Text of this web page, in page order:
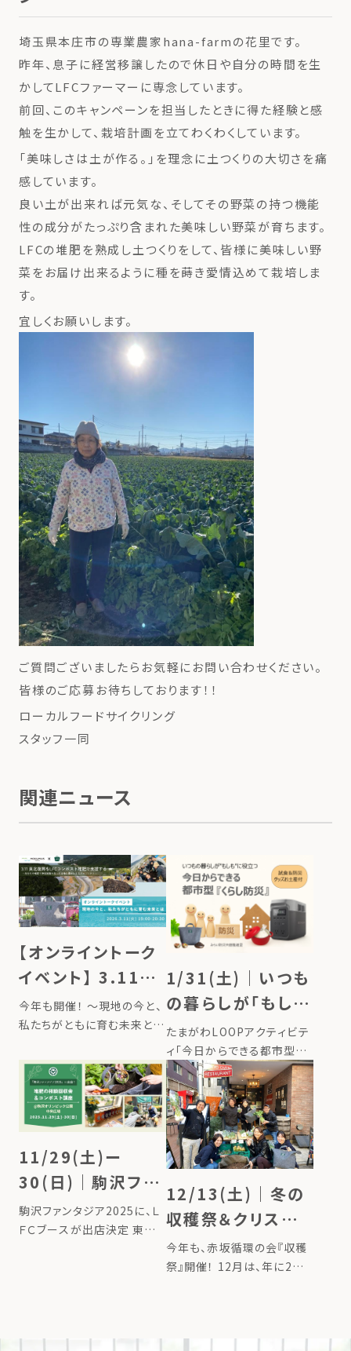
埼玉県本庄市の専業農家hana-farmの花里です。
昨年、息子に経営移譲したので休日や自分の時間を生
かしてLFCファーマーに専念しています。
前回、このキャンペーンを担当したときに得た経験と感
触を生かして、栽培計画を立てわくわくしています。
「美味しさは土が作る。」を理念に土つくりの大切さを痛
感しています。
良い土が出来れば元気な、そしてその野菜の持つ機能
性の成分がたっぷり含まれた美味しい野菜が育ちます。
LFCの堆肥を熟成し土つくりをして、皆様に美味しい野
菜をお届け出来るように種を蒔き愛情込めて栽培しま
す。
宜しくお願いします。
ご質問ございましたらお気軽にお問い合わせください。
皆様のご応募お待ちしております！！
ローカルフードサイクリング
スタッフ一同
関連ニュース
【オンライントーク
イベント】 3.11東
北復興をLFCコン
ポスト堆肥で支援
今年も開催！ ～現地の今と、
私たちがともに育む未来と
した 「Compost
Journey（コンポストジャー
ニー）」。 LFCコンポストを活
用し、家庭で作った生ごみ堆
肥で、東日本大震災で被災
[…]
1/31(土)｜いつも
の暮らしが「もし
も」に役立つ、今日
からできる都市型
「くらし防災」を始
めよう！
たまがわLOOPアクティビテ
ィ「今日からできる都市型『く
らし防災』を始めよう！」にて、
LFCコンポストをご紹介しま
す。 ここ数年、長い猛暑やゲ
リラ豪雨など、これまでにな
い気候変動や自然災害の激
甚化を体感する機会が増え
11/29(土)ー
30(日)｜駒沢ファ
ンタジア2025出
店！ ー販売・ミニ講
駒沢ファンタジア2025に、Ｌ
ＦＣブースが出店決定 東京・
が決まりました！ 今回の駒
12/13(土)｜冬の
収穫祭＆クリスマ
ススワッグ作りWS
開催！＠東京オーブ
今年も、赤坂循環の会『収穫
祭』開催！ 12月は、年に2回
材にこだわる赤坂の人気ビ